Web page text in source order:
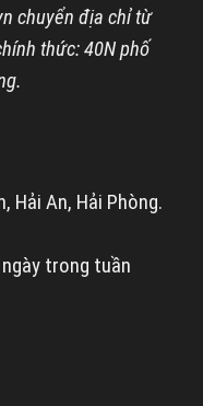
chuyển địa chỉ từ
thức: 40N phố
Hải An, Hải Phòng.
trong tuần